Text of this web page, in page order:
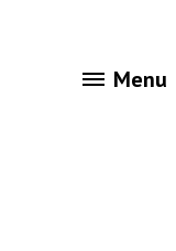
Menu
w łódzkim”